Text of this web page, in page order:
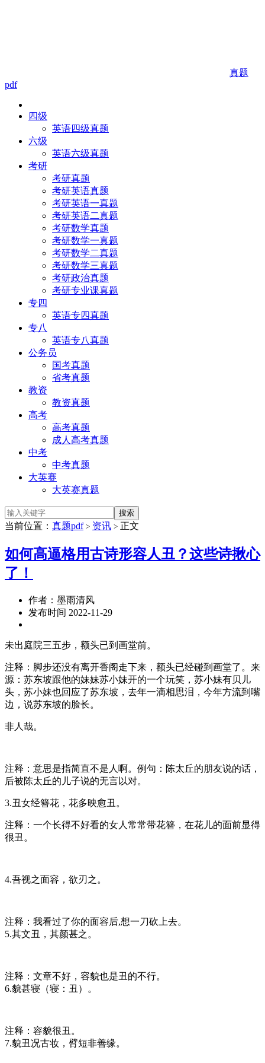
真题
pdf
四级
英语四级真题
六级
英语六级真题
考研
考研真题
考研英语真题
考研英语一真题
考研英语二真题
考研数学真题
考研数学一真题
考研数学二真题
考研数学三真题
考研政治真题
考研专业课真题
专四
英语专四真题
专八
英语专八真题
公务员
国考真题
省考真题
教资
教资真题
高考
高考真题
成人高考真题
中考
中考真题
大英赛
大英赛真题
当前位置： 真题pdf > 资讯 > 正文
如何高逼格用古诗形容人丑？这些诗揪心
了！
作者：墨雨清风
发布时间 2022-11-29
未出庭院三五步，额头已到画堂前。
注释：脚步还没有离开香阁走下来，额头已经碰到画堂了。来
源：苏东坡跟他的妹妹苏小妹开的一个玩笑，苏小妹有贝儿
头，苏小妹也回应了苏东坡，去年一滴相思泪，今年方流到嘴
边，说苏东坡的脸长。
非人哉。
注释：意思是指简直不是人啊。例句：陈太丘的朋友说的话，
后被陈太丘的儿子说的无言以对。
3.丑女经簪花，花多映愈丑。
注释：一个长得不好看的女人常常带花簪，在花儿的面前显得
很丑。
4.吾视之面容，欲刃之。
注释：我看过了你的面容后,想一刀砍上去。
5.其文丑，其颜甚之。
注释：文章不好，容貌也是丑的不行。
6.貌甚寝（寝：丑）。
注释：容貌很丑。
7.貌丑况古妆，臂短非善缘。